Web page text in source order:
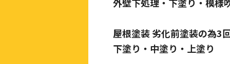
屋根塗装 劣化前塗装の為3
下塗り・中塗り・上塗り